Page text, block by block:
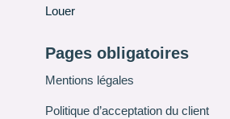
Louer
Pages obligatoires
Mentions légales
Politique d’acceptation du client